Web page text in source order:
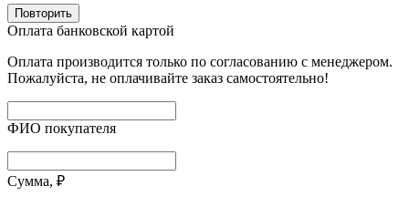
Повторить
Оплата банковской картой
Оплата производится только по согласованию с менеджером.
Пожалуйста, не оплачивайте заказ самостоятельно!
ФИО покупателя
Сумма, ₽